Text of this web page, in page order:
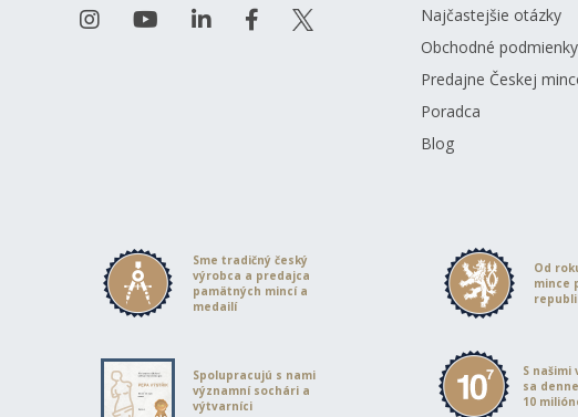
Najčastejšie otázky
Obchodné podmienky
Predajne Českej
Poradca
Blog
Sme tradičný český
výrobca a predajca
pamätných mincí a
medailí
Od
mince
Spolupracujú s nami
významní sochári a
výtvarníci
S našimi
sa
10